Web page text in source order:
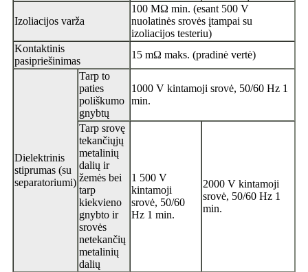
Izoliacijos varža
100 MΩ min. (esant 500 V
nuolatinės srovės įtampai su
izoliacijos testeriu)
Kontaktinis
pasipriešinimas
15 mΩ maks. (pradinė vertė)
Dielektrinis
stiprumas (su
separatoriumi)
Tarp to
paties
poliškumo
gnybtų
1000 V kintamoji srovė, 50/60 Hz 1
min.
Tarp srovę
tekančiųjų
metalinių
dalių ir
žemės bei
tarp
kiekvieno
gnybto ir
srovės
netekančių
metalinių
dalių
1 500 V
kintamoji
srovė, 50/60
Hz 1 min.
2000 V kintamoji
srovė, 50/60 Hz 1
min.